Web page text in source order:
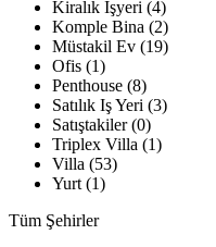
Kiralık İşyeri (4)
Komple Bina (2)
Müstakil Ev (19)
Ofis (1)
Penthouse (8)
Satılık Iş Yeri (3)
Satıştakiler (0)
Triplex Villa (1)
Villa (53)
Yurt (1)
Tüm Şehirler